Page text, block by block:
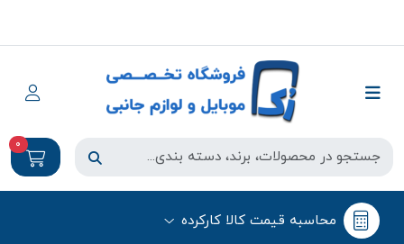
0
محاسبه قیمت کالا کارکرده